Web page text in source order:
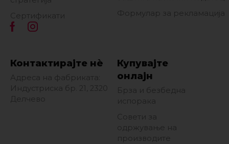
Сертификати
Формулар за рекламација
Контактирајте нè
Адреса на фабриката:
Индустриска бр. 21, 2320
Делчево
Купувајте
онлајн
Брза и безбедна
испорака
Совети за
одржување на
производите